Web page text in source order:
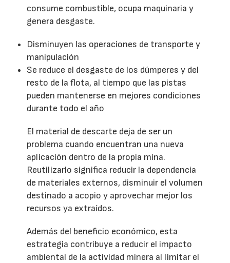
consume combustible, ocupa maquinaria y
genera desgaste.
Disminuyen las operaciones de transporte y
manipulación
Se reduce el desgaste de los dúmperes y del
resto de la flota, al tiempo que las pistas
pueden mantenerse en mejores condiciones
durante todo el año
El material de descarte deja de ser un
problema cuando encuentran una nueva
aplicación dentro de la propia mina.
Reutilizarlo significa reducir la dependencia
de materiales externos, disminuir el volumen
destinado a acopio y aprovechar mejor los
recursos ya extraídos.
Además del beneficio económico, esta
estrategia contribuye a reducir el impacto
ambiental de la actividad minera al limitar el